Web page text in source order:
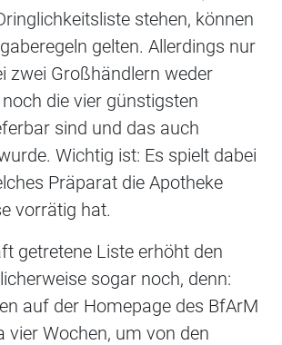
stehen, können
gelten. Allerdings nur
zwei Großhändlern weder
die vier günstigsten
sind und das auch
Wichtig ist: Es spielt dabei
Präparat die Apotheke
vorrätig hat.
getretene Liste erhöht den
sogar noch, denn:
auf der Homepage des BfArM
vier Wochen, um von den